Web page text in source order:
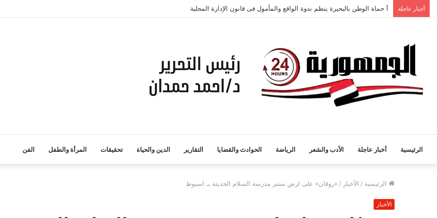
أخبار عاجلة
الرئيسية أخبار عاجلة الأدب والشعر الرياضة الحوادث والقضايا التقارير الدين والحياة تحقيقات المرأة والطفل الفن
الرئيسية / الأخبار / «روڤان» على ارض سنتر مدرسة السلام الحديثة بـ اسيوط
الأخبار